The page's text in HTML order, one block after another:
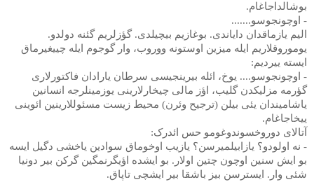
بوشالداجاغام.
- اوچونجوسو.......
الیم یازماقدان دایاندی. بوغازیم بیچیلدی. گؤزلریم گئنه دولدو.
یوموروقلاریم ایله میزین اوستونه ووروب، وار گوجوم ایله چییغیرماق
ایسته ییردیم:
- اوچونجوسو.... یوخ، ائله بیرینجیسی سرطان یارادان فاکتورلاری
گؤرمه مزلیکدن گلیب، اؤز مالی چیخارلارینی یوزمینلرجه انسانین
یاشامیندان یئی بیلن (ترجیح وئرن) محیط زیست مسئوللارینین ائوینی
ییخاجاغام.
آتالای دوروخسوندوغومو حس ائدرک:
- نه اولودو؟ یازابیلمیرسن؟ یازیب اوخوماق سوادین یاخشی دگیل ایسه
بو ایش سنین اوچون چتین اولار. بو ایشده اؤیگرنمگین گرکن بیر دونیا
شئی وار. ایسترسن بیز باشقا بیر ایشچی تاپاق.